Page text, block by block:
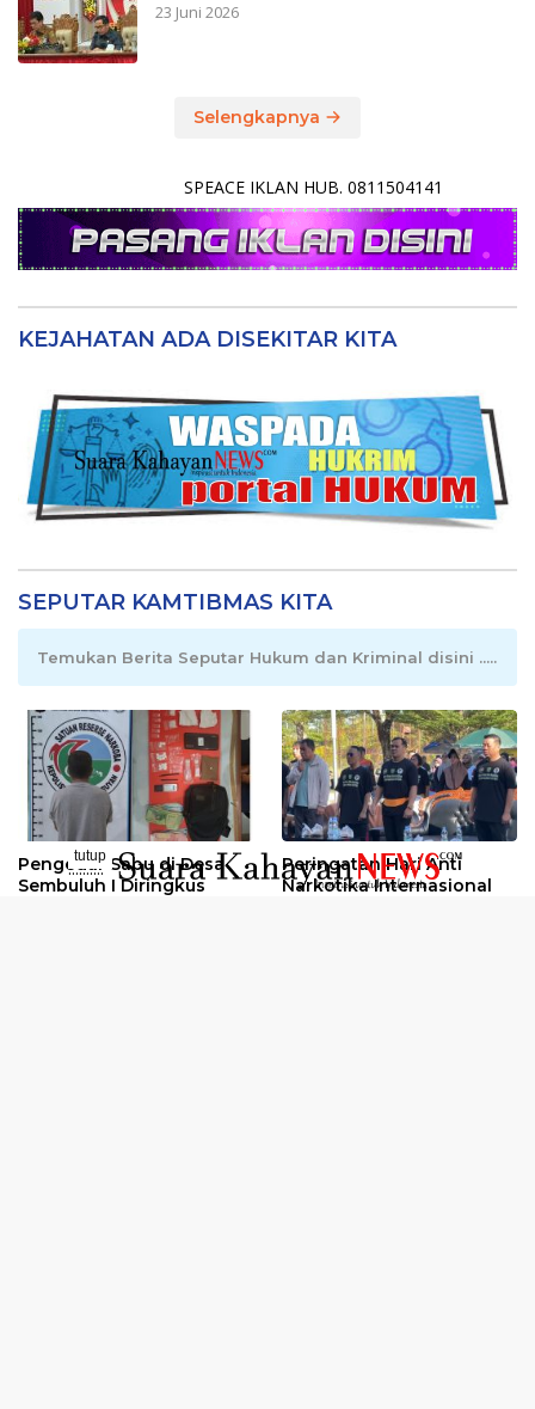
23 Juni 2026
Selengkapnya
SPEACE IKLAN HUB. 0811504141
KEJAHATAN ADA DISEKITAR KITA
SEPUTAR KAMTIBMAS KITA
Temukan Berita Seputar Hukum dan Kriminal disini .....
Pengedar Sabu di Desa
Sembuluh I Diringkus
Peringatan Hari Anti
Narkotika Internasional
tutup
..........